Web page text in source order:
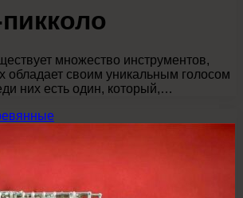
множество инструментов,
обладает своим уникальным голосом
них есть один, который,…